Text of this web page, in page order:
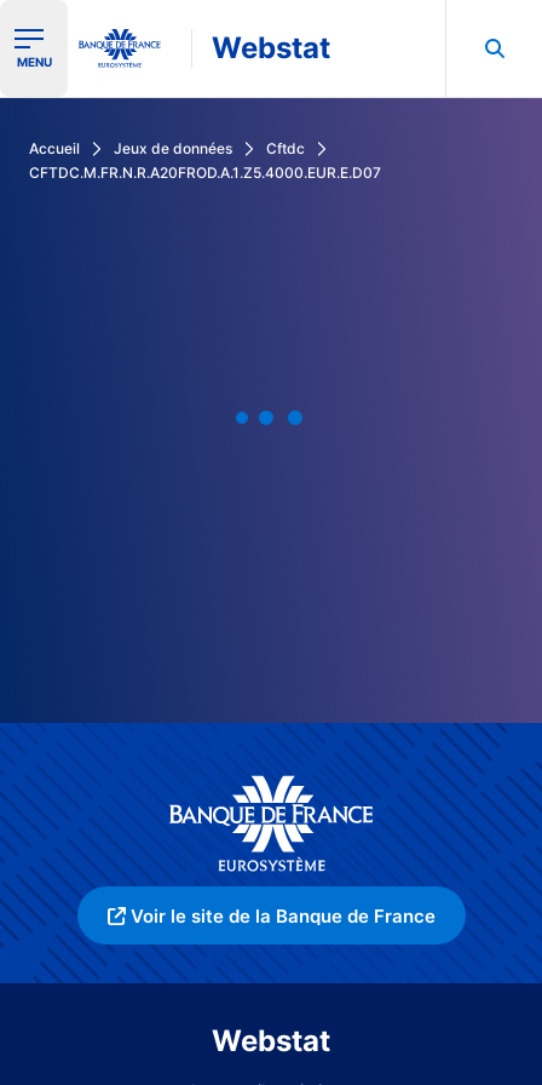
Ouvrir le menu de navigation
MENU Webstat
Accueil Jeux de données
Cftdc
CFTDC.M.FR.N.R.A20FROD.A.1.Z5.4000.EUR.E.D07
Voir le site de la Banque de France
Webstat